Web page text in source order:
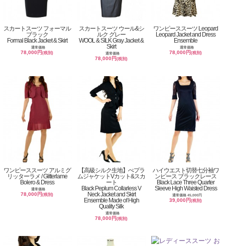
スカートスーツ フォーマル
ブラック
Formal Black Jacket & Skirt
通常価格
78,000円(税別)
スカートスーツ ウール&シ
ルク グレー
WOOL & SILK Gray Jacket &
Skirt
通常価格
78,000円(税別)
ワンピーススーツ Leopard
Leopard Jacket and Dress
Ensemble
通常価格
78,000円(税別)
ワンピーススーツ アルミグ
リッターラメ / Glitterlame
Bolero & Dress
通常価格
78,000円(税別)
【高級シルク生地】ぺプラ
ムジャケットVカット&スカ
ート
Black Peplum Collarless V
Neck Jacket and Skirt
Ensemble Made of High
Quality Silk
通常価格
78,000円(税別)
ハイウエスト切替七分袖ワ
ンピース ブラックレース
Black Lace Three Quarter
Sleeve High Waisted Dress
通常価格 45,000円
39,000円(税別)